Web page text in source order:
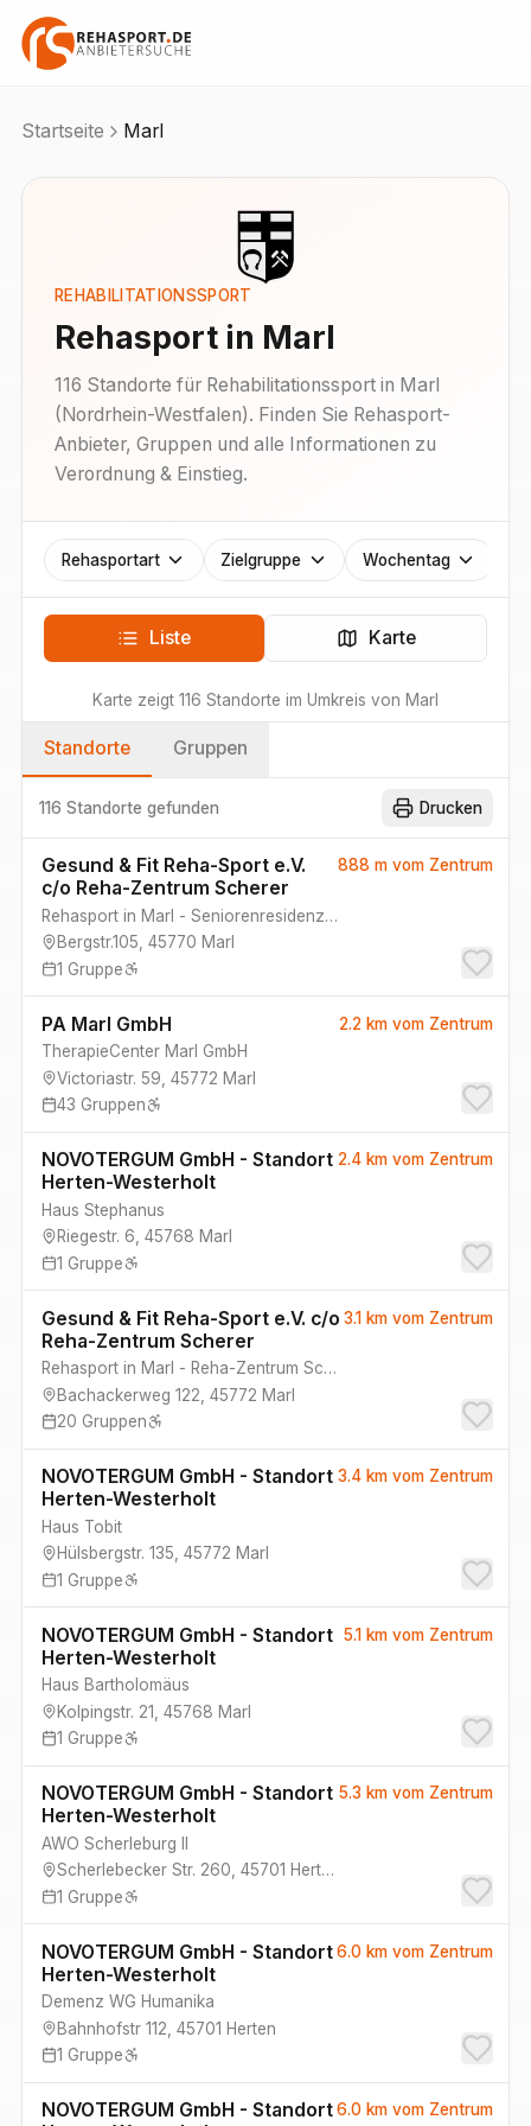
Startseite Marl
REHABILITATIONSSPORT
Rehasport in Marl
116 Standorte für Rehabilitationssport in Marl
(Nordrhein-Westfalen). Finden Sie Rehasport-
Anbieter, Gruppen und alle Informationen zu
Verordnung & Einstieg.
Rehasportart Zielgruppe Wochentag
Liste Karte
Karte zeigt 116 Standorte im Umkreis von Marl
Standorte Gruppen
116 Standorte gefunden Drucken
Gesund & Fit Reha-Sport e.V.
c/o Reha-Zentrum Scherer
Rehasport in Marl - Seniorenresidenz Belia - Reha-Zentrum Scherer
Bergstr.105 45770 Marl
1 Gruppe
888 mvom Zentrum
PA Marl GmbH
TherapieCenter Marl GmbH
Victoriastr. 59 45772 Marl
43 Gruppen
2.2 kmvom Zentrum
NOVOTERGUM GmbH - Standort
Herten-Westerholt
Haus Stephanus
Riegestr. 6 45768 Marl
1 Gruppe
2.4 kmvom Zentrum
Gesund & Fit Reha-Sport e.V. c/o
Reha-Zentrum Scherer
Rehasport in Marl - Reha-Zentrum Scherer
Bachackerweg 122 45772 Marl
20 Gruppen
3.1 kmvom Zentrum
NOVOTERGUM GmbH - Standort
Herten-Westerholt
Haus Tobit
Hülsbergstr. 135 45772 Marl
1 Gruppe
3.4 kmvom Zentrum
NOVOTERGUM GmbH - Standort
Herten-Westerholt
Haus Bartholomäus
Kolpingstr. 21 45768 Marl
1 Gruppe
5.1 kmvom Zentrum
NOVOTERGUM GmbH - Standort
Herten-Westerholt
AWO Scherleburg II
Scherlebecker Str. 260 45701 Herten
1 Gruppe
5.3 kmvom Zentrum
NOVOTERGUM GmbH - Standort
Herten-Westerholt
Demenz WG Humanika
Bahnhofstr 112 45701 Herten
1 Gruppe
6.0 kmvom Zentrum
NOVOTERGUM GmbH - Standort 6.0 kmvom Zentrum